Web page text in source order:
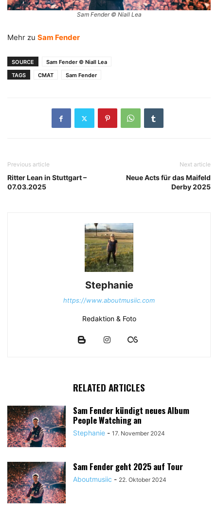
Sam Fender © Niall Lea
Mehr zu Sam Fender
SOURCE
Sam Fender © Niall Lea
TAGS
CMAT Sam Fender
Previous article
Ritter Lean in Stuttgart –
07.03.2025
Next article
Neue Acts für das Maifeld
Derby 2025
Stephanie
https://www.aboutmusiic.com
Redaktion & Foto
RELATED ARTICLES
Sam Fender kündigt neues Album
People Watching an
Stephanie - 17. November 2024
Sam Fender geht 2025 auf Tour
Aboutmusiic - 22. Oktober 2024